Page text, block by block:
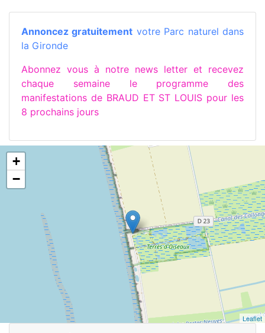
Annoncez gratuitement votre Parc naturel dans
la Gironde
Abonnez vous à notre news letter et recevez
chaque semaine le programme des
manifestations de BRAUD ET ST LOUIS pour les
8 prochains jours
+
−
Leaflet